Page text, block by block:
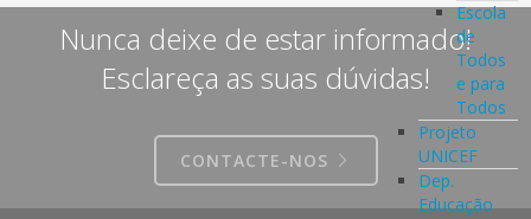
Escola
de
Todos
e para
Todos
Projeto
UNICEF
Dep.
Educação
Nunca deixe de estar informado!
Esclareça as suas dúvidas!
CONTACTE-NOS